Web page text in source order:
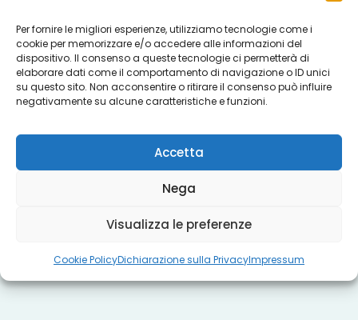
Per fornire le migliori esperienze, utilizziamo tecnologie come i
cookie per memorizzare e/o accedere alle informazioni del
dispositivo. Il consenso a queste tecnologie ci permetterà di
elaborare dati come il comportamento di navigazione o ID unici
su questo sito. Non acconsentire o ritirare il consenso può influire
negativamente su alcune caratteristiche e funzioni.
Accetta
Nega
Visualizza le preferenze
Cookie PolicyDichiarazione sulla PrivacyImpressum
Servizi
Progetti
Misure regionali